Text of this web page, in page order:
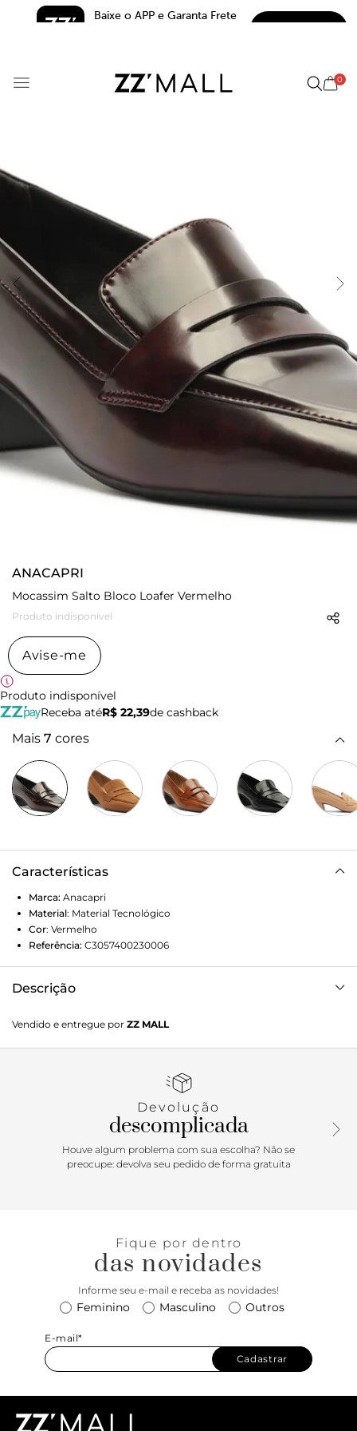
Baixe o APP e Garanta Frete
0
ANACAPRI
Mocassim Salto Bloco Loafer Vermelho
Produto indisponível
Avise-me
Produto indisponível
Receba atéR$ 22,39de cashback
Mais 7 cores
Características
Marca: Anacapri
Material: Material Tecnológico
Cor: Vermelho
Referência: C3057400230006
Descrição
modelo tem salto em bloco baixo e biqueira arredondada.
Fechado, traz recorte lateral imponente e tira vazada na
biqueira, com detalhe na parte frontal com pregas. Com
exibe o peito do pé. Porque Apostar: Urban & boho na
temporada Resortâ€™26 Anacapri. O mocassim de
saltinho em bloco é um clássico que faz parte da vida das
descomplicadas! Democrático e atemporal, o calce easy vai
Vendido e entregue por ZZ MALL
Devolução
descomplicada
Houve algum problema com sua escolha? Não se
preocupe: devolva seu pedido de forma gratuita
Fique por dentro
das novidades
Informe seu e-mail e receba as novidades!
Feminino Masculino Outros
E-mail*
Cadastrar